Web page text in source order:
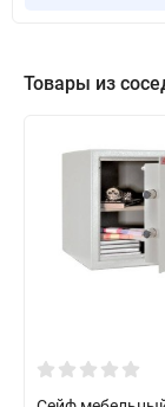
Товары из